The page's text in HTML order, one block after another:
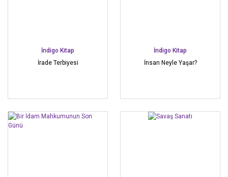
İndigo Kitap
İrade Terbiyesi
İndigo Kitap
İnsan Neyle Yaşar?